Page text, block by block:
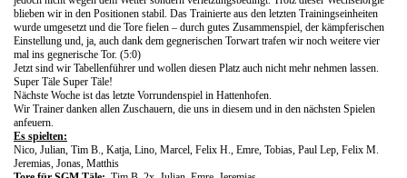
blieben wir in den Positionen stabil. Das Trainierte aus den letzten Trainingseinheiten
wurde umgesetzt und die Tore fielen – durch gutes Zusammenspiel, der kämpferischen
Einstellung und, ja, auch dank dem gegnerischen Torwart trafen wir noch weitere vier
mal ins gegnerische Tor. (5:0)
Jetzt sind wir Tabellenführer und wollen diesen Platz auch nicht mehr nehmen lassen.
Super Täle Super Täle!
Nächste Woche ist das letzte Vorrundenspiel in Hattenhofen.
Wir Trainer danken allen Zuschauern, die uns in diesem und in den nächsten Spielen
anfeuern.
Es spielten:
Nico, Julian, Tim B., Katja, Lino, Marcel, Felix H., Emre, Tobias, Paul Lep, Felix M.
Jeremias, Jonas, Matthis